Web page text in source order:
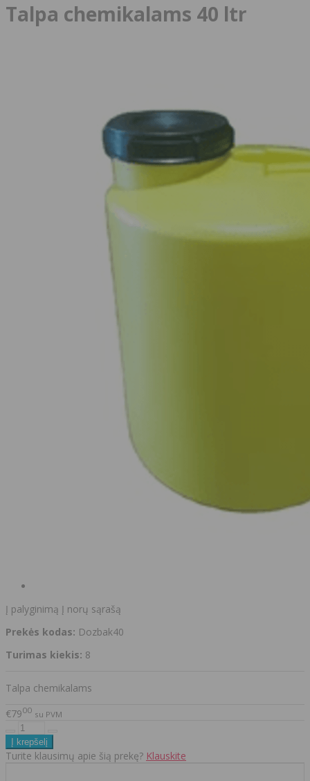
Talpa chemikalams 40 ltr
Į palyginimą Į norų sąrašą
Prekės kodas: Dozbak40
Turimas kiekis: 8
Talpa chemikalams
€7900 su PVM
Turite klausimų apie šią prekę? Klauskite